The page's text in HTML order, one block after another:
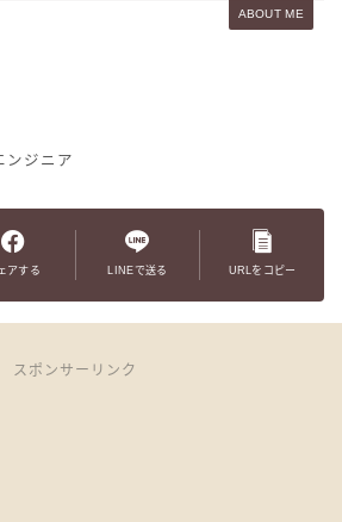
ABOUT ME
ンジニア
アする LINEで送る URLをコピー
スポンサーリンク